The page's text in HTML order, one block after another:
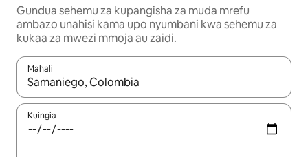
Gundua sehemu za kupangisha za muda mrefu
ambazo unahisi kama upo nyumbani kwa sehemu za
kukaa za mwezi mmoja au zaidi.
Mahali
Wakati matokeo yanapatikana, vinjari kwa kutumia vitufe vya
Kuingia